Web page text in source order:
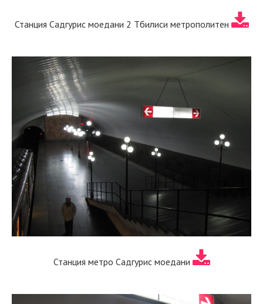
Станция Садгурис моедани 2 Тбилиси метрополитен
Станция метро Садгурис моедани